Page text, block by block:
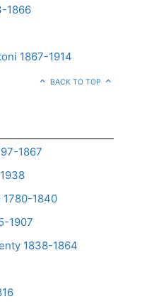
1866
1867-1914
BACK TO TOP
1867
1780-1840
1907
1838-1864